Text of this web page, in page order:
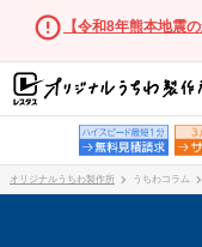
【令和8年熊本地震
オリジナルうちわ製作所 うちわコラム